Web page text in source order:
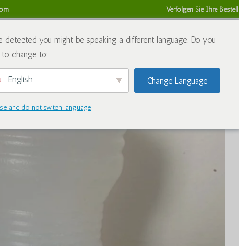
Verfolgen Sie Ihre
Der Blog Kontaktieren Sie uns Rückerstattungs- und
detected you might be speaking a different language. Do you
change to:
English Change Language
and do not switch language